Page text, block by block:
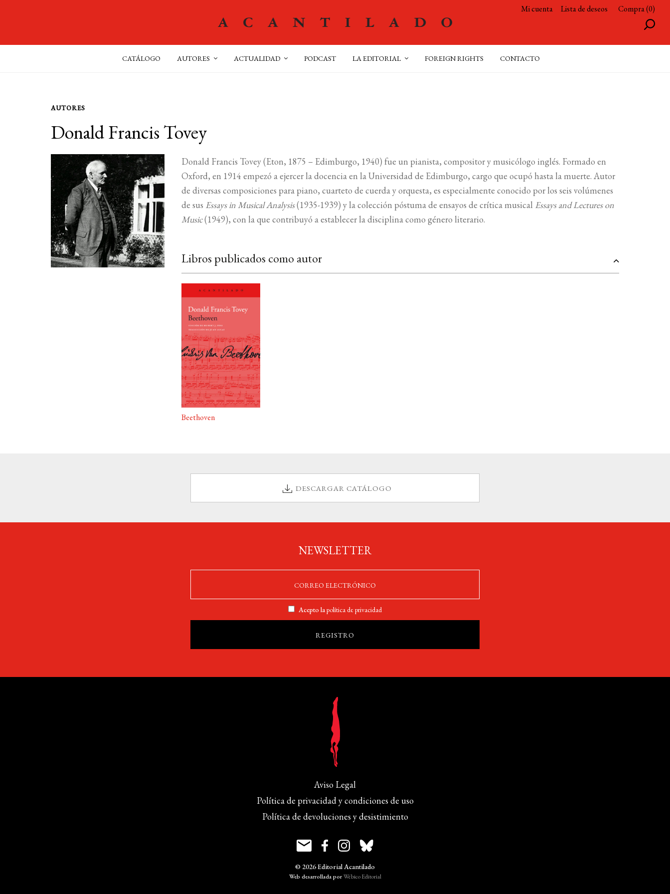
Mi cuenta Lista de deseos Compra (0)
CATÁLOGO AUTORES ACTUALIDAD PODCAST LA EDITORIAL FOREIGN RIGHTS CONTACTO
AUTORES
Donald Francis Tovey
Donald Francis Tovey (Eton, 1875 – Edimburgo, 1940) fue un pianista, compositor y musicólogo inglés. Formado en
Oxford, en 1914 empezó a ejercer la docencia en la Universidad de Edimburgo, cargo que ocupó hasta la muerte. Autor
de diversas composiciones para piano, cuarteto de cuerda y orquesta, es especialmente conocido por los seis volúmenes
de sus Essays in Musical Analysis(1935-1939) y la colección póstuma de ensayos de crítica musical Essays and Lectures on
Music(1949), con la que contribuyó a establecer la disciplina como género literario.
Libros publicados como autor
Beethoven
DESCARGAR CATÁLOGO
NEWSLETTER
Acepto lapolítica de privacidad
Aviso Legal
Política de privacidad y condiciones de uso
Política de devoluciones y desistimiento
© 2026 Editorial Acantilado
Web desarrollada porWébico Editorial